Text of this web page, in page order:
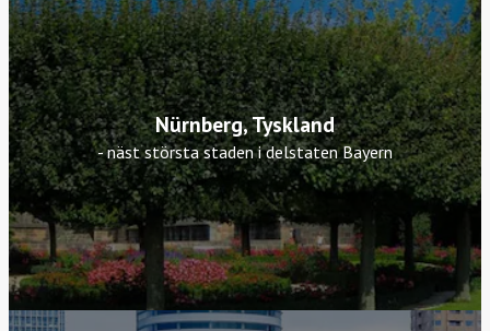
Nürnberg, Tyskland
- näst största staden i delstaten Bayern